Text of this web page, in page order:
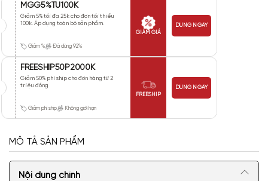
MGG5%TU100K
Giảm 5% tối đa 25k cho đơn tối thiểu
100k. Áp dụng toàn bộ sản phẩm.
Giảm % Đã dùng 92%
GIẢM GIÁ
DÙNG NGAY
FREESHIP50P2000K
Giảm 50% phí ship cho đơn hàng từ 2
triệu đồng
Giảm phí ship Không giới hạn
FREESHIP
DÙNG NGAY
MÔ TẢ SẢN PHẨM
Nội dung chính